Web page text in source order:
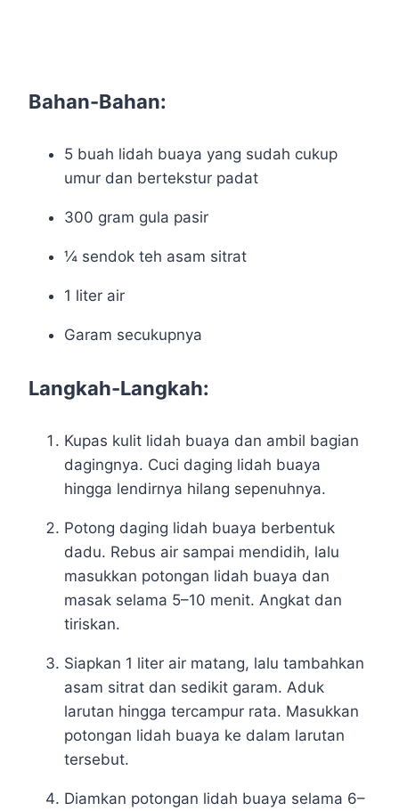
Bahan-Bahan:
5 buah lidah buaya yang sudah cukup
umur dan bertekstur padat
300 gram gula pasir
¼ sendok teh asam sitrat
1 liter air
Garam secukupnya
Langkah-Langkah:
Kupas kulit lidah buaya dan ambil bagian
dagingnya. Cuci daging lidah buaya
hingga lendirnya hilang sepenuhnya.
Potong daging lidah buaya berbentuk
dadu. Rebus air sampai mendidih, lalu
masukkan potongan lidah buaya dan
masak selama 5–10 menit. Angkat dan
tiriskan.
Siapkan 1 liter air matang, lalu tambahkan
asam sitrat dan sedikit garam. Aduk
larutan hingga tercampur rata. Masukkan
potongan lidah buaya ke dalam larutan
tersebut.
Diamkan potongan lidah buaya selama 6–